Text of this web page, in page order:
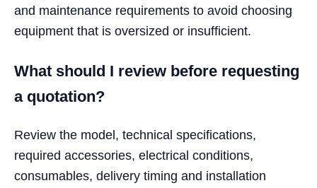
and maintenance requirements to avoid choosing
equipment that is oversized or insufficient.
What should I review before requesting
a quotation?
Review the model, technical specifications,
required accessories, electrical conditions,
consumables, delivery timing and installation